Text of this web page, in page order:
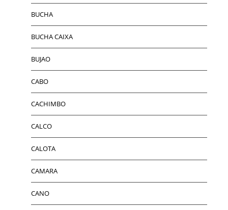
BUCHA
BUCHA CAIXA
BUJAO
CABO
CACHIMBO
CALCO
CALOTA
CAMARA
CANO